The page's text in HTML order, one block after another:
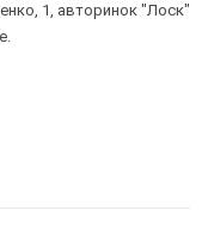
1, авторинок "Лоск"